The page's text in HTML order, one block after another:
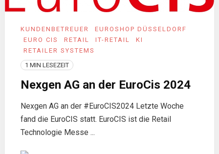
KUNDENBETREUER
EUROSHOP DÜSSELDORF
EURO CIS
RETAIL IT-RETAIL
KI
RETAILER SYSTEMS
1 MIN LESEZEIT
Nexgen AG an der EuroCis 2024
Nexgen AG an der #EuroCIS2024 Letzte Woche
fand die EuroCIS statt. EuroCIS ist die Retail
Technologie Messe ...